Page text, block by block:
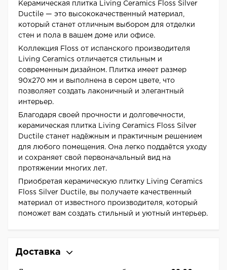
Керамическая плитка Living Ceramics Floss Silver
Ductile — это высококачественный материал,
который станет отличным выбором для отделки
стен и пола в вашем доме или офисе.
Коллекция Floss от испанского производителя
Living Ceramics отличается стильным и
современным дизайном. Плитка имеет размер
90x270 мм и выполнена в сером цвете, что
позволяет создать лаконичный и элегантный
интерьер.
Благодаря своей прочности и долговечности,
керамическая плитка Living Ceramics Floss Silver
Ductile станет надёжным и практичным решением
для любого помещения. Она легко поддаётся уходу
и сохраняет свой первоначальный вид на
протяжении многих лет.
Приобретая керамическую плитку Living Ceramics
Floss Silver Ductile, вы получаете качественный
материал от известного производителя, который
поможет вам создать стильный и уютный интерьер.
Доставка